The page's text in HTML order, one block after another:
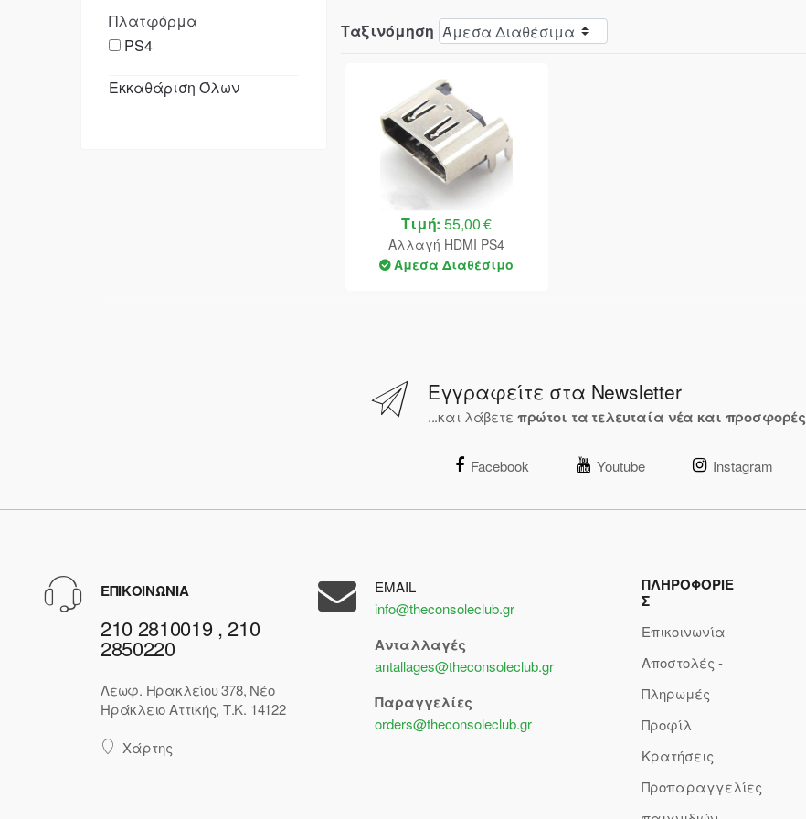
Πλατφόρμα
PS4
Εκκαθάριση Όλων
Ταξινόμηση
Τιμή:55,00 €
Αλλαγή HDMI PS4
Άμεσα Διαθέσιμο
Εγγραφείτε στα Newsletter
...και λάβετε πρώτοι τα τελευταία νέα και προσφορές
Facebook Youtube Instagram
ΕΠΙΚΟΙΝΩΝΙΑ
210 2810019 , 210
2850220
Λεωφ. Ηρακλείου 378, Νέο
Ηράκλειο Αττικής, Τ.Κ. 14122
Χάρτης
EMAIL
info@theconsoleclub.gr
Ανταλλαγές
antallages@theconsoleclub.gr
Παραγγελίες
orders@theconsoleclub.gr
ΠΛΗΡΟΦΟΡΙΕ
Σ
Επικοινωνία
Αποστολές -
Πληρωμές
Προφίλ
Κρατήσεις
Προπαραγγελίες